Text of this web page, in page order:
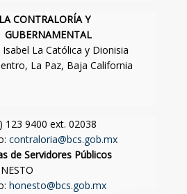
CONTRALORÍA Y
GUBERNAMENTAL
La Católica y Dionisia
La Paz, Baja California
123 9400 ext. 02038
contraloria@bcs.gob.mx
de Servidores Públicos
honesto@bcs.gob.mx